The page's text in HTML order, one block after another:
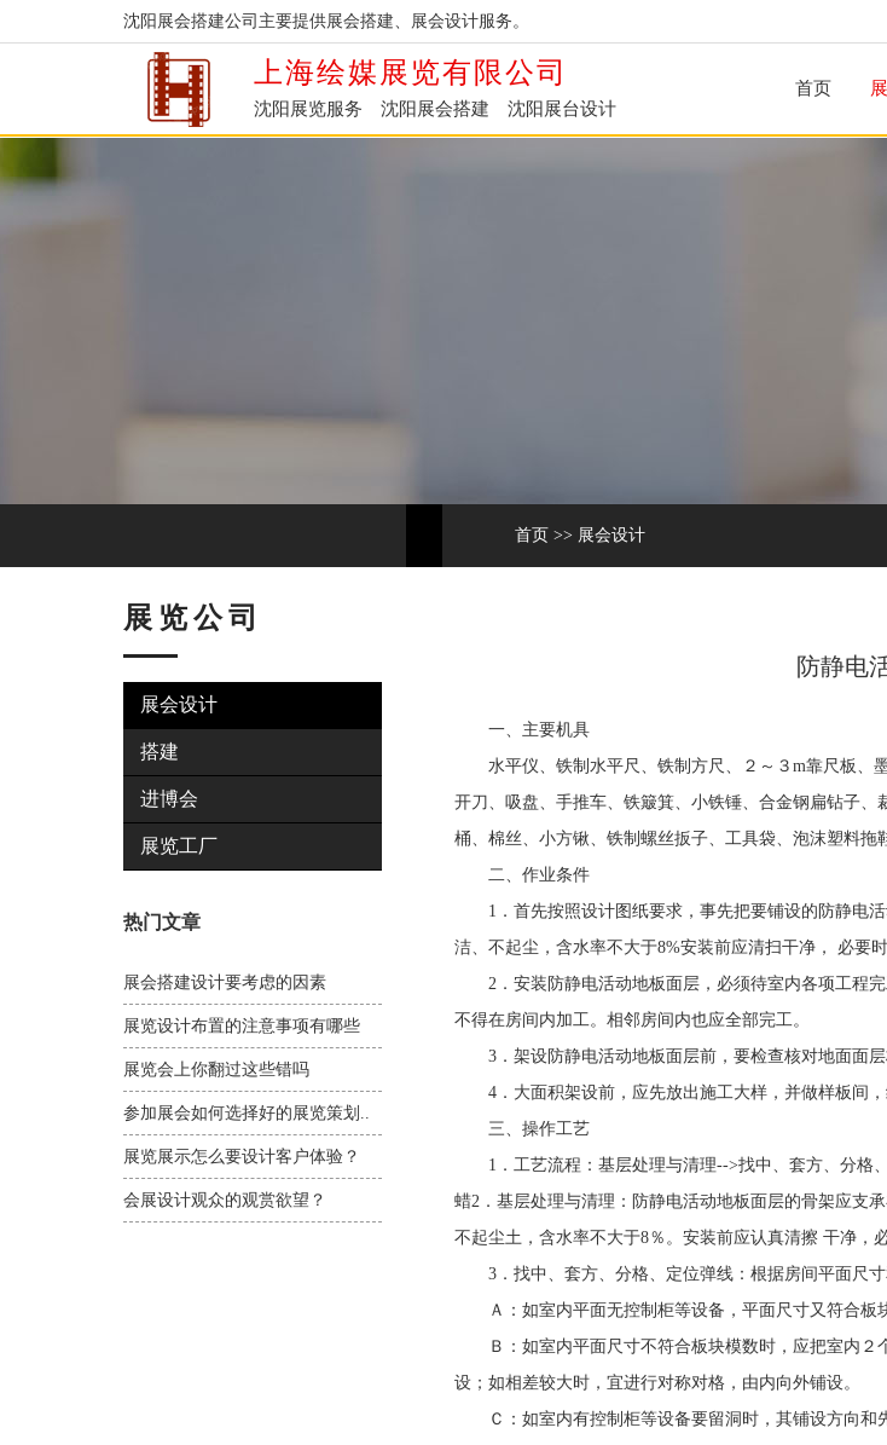
沈阳展会搭建公司主要提供展会搭建、展会设计服务。
上海绘媒展览有限公司
沈阳展览服务 沈阳展会搭建 沈阳展台设计
首页
首页 >> 展会设计
展览公司
展会设计
搭建
进博会
展览工厂
热门文章
展会搭建设计要考虑的因素
展览设计布置的注意事项有哪些
展览会上你翻过这些错吗
参加展会如何选择好的展览策划..
展览展示怎么要设计客户体验？
会展设计观众的观赏欲望？
防静电
一、主要机具
水平仪、铁制水平尺、铁制方尺、２～３m靠尺板、墨
开刀、吸盘、手推车、铁簸箕、小铁锤、合金钢扁钻子
桶、棉丝、小方锹、铁制螺丝扳子、工具袋、泡沫塑料拖
二、作业条件
1．首先按照设计图纸要求，事先把要铺设的防静电活
洁、不起尘，含水率不大于8%安装前应清扫干净， 必要
2．安装防静电活动地板面层，必须待室内各项工程完
不得在房间内加工。相邻房间内也应全部完工。
3．架设防静电活动地板面层前，要检查核对地面面层
4．大面积架设前，应先放出施工大样，并做样板间，
三、操作工艺
1．工艺流程：基层处理与清理-->找中、套方、分格
蜡2．基层处理与清理：防静电活动地板面层的骨架应支
不起尘土，含水率不大于8％。安装前应认真清擦 干净，
3．找中、套方、分格、定位弹线：根据房间平面尺寸
Ａ：如室内平面无控制柜等设备，平面尺寸又符合板
Ｂ：如室内平面尺寸不符合板块模数时，应把室内２
设；如相差较大时，宜进行对称对格，由内向外铺设。
Ｃ：如室内有控制柜等设备要留洞时，其铺设方向和